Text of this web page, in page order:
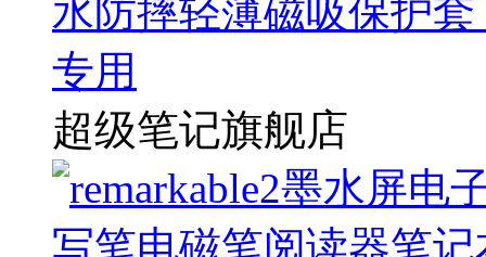
水防摔轻薄磁吸保护套
专用
超级笔记旗舰店